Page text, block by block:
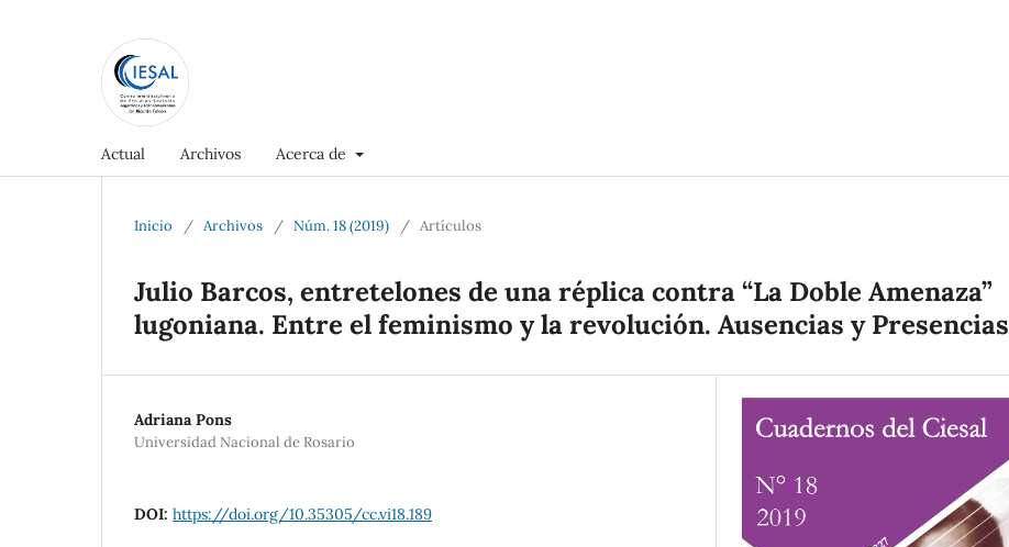
Actual Archivos Acerca de
Inicio / Archivos / Núm. 18 (2019) / Artículos
Julio Barcos, entretelones de una réplica contra “La Doble Amenaza”
lugoniana. Entre el feminismo y la revolución. Ausencias y Presencias
Adriana Pons
Universidad Nacional de Rosario
DOI: https://doi.org/10.35305/cc.vi18.189